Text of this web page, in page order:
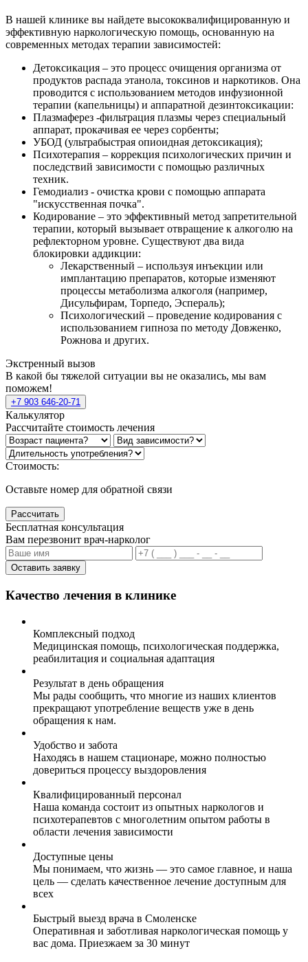
В нашей клинике вы найдете высококвалифицированную и
эффективную наркологическую помощь, основанную на
современных методах терапии зависимостей:
Детоксикация – это процесс очищения организма от
продуктов распада этанола, токсинов и наркотиков. Она
проводится с использованием методов инфузионной
терапии (капельницы) и аппаратной дезинтоксикации:
Плазмаферез -фильтрация плазмы через специальный
аппарат, прокачивая ее через сорбенты;
УБОД (ультрабыстрая опиоидная детоксикация);
Психотерапия – коррекция психологических причин и
последствий зависимости с помощью различных
техник.
Гемодиализ - очистка крови с помощью аппарата
"искусственная почка".
Кодирование – это эффективный метод запретительной
терапии, который вызывает отвращение к алкоголю на
рефлекторном уровне. Существуют два вида
блокировки аддикции:
Лекарственный – используя инъекции или
имплантацию препаратов, которые изменяют
процессы метаболизма алкоголя (например,
Дисульфирам, Торпедо, Эспераль);
Психологический – проведение кодирования с
использованием гипноза по методу Довженко,
Рожнова и других.
Экстренный вызов
В какой бы тяжелой ситуации вы не оказались, мы вам
поможем!
+7 903 646-20-71
Калькулятор
Рассчитайте стоимость лечения
Стоимость:
Оставьте номер для обратной связи
Рассчитать
Бесплатная консультация
Вам перезвонит врач-нарколог
Оставить заявку
Качество лечения в клинике
Комплексный подход
Медицинская помощь, психологическая поддержка,
реабилитация и социальная адаптация
Результат в день обращения
Мы рады сообщить, что многие из наших клиентов
прекращают употребление веществ уже в день
обращения к нам.
Удобство и забота
Находясь в нашем стационаре, можно полностью
довериться процессу выздоровления
Квалифицированный персонал
Наша команда состоит из опытных наркологов и
психотерапевтов с многолетним опытом работы в
области лечения зависимости
Доступные цены
Мы понимаем, что жизнь — это самое главное, и наша
цель — сделать качественное лечение доступным для
всех
Быстрый выезд врача в Смоленске
Оперативная и заботливая наркологическая помощь у
вас дома. Приезжаем за 30 минут